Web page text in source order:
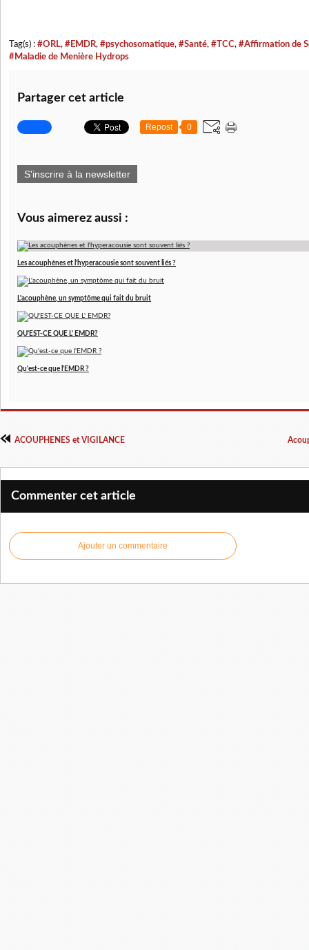
Tag(s) : #ORL, #EMDR, #psychosomatique, #Santé, #TCC, #Affirmation de
#Maladie de Menière Hydrops
Partager cet article
Repost 0
S'inscrire à la newsletter
Vous aimerez aussi :
Les acouphènes et l'hyperacousie sont souvent liés ?
L'acouphène, un symptôme qui fait du bruit
QU'EST-CE QUE L' EMDR?
Qu'est-ce que l'EMDR ?
ACOUPHENES et VIGILANCE
Commenter cet article
Ajouter un commentaire